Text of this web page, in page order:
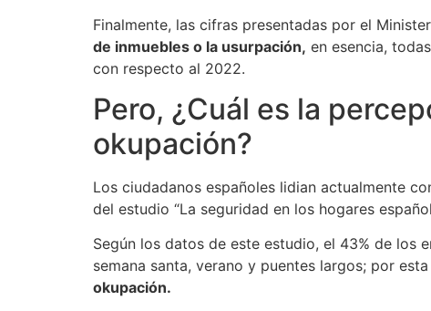
Finalmente, las cifras presentadas por el
de inmuebles o la usurpación, en esencia,
con respecto al 2022.
Pero, ¿Cuál es la
okupación?
Los ciudadanos españoles lidian actualmente
del estudio “La seguridad en los hogares
Según los datos de este estudio, el 43% de los
semana santa, verano y puentes largos; por
okupación.